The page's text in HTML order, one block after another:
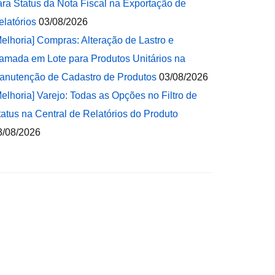
Status da Nota Fiscal na Exportação de
03/08/2026
Compras: Alteração de Lastro e
em Lote para Produtos Unitários na
de Cadastro de Produtos 03/08/2026
Varejo: Todas as Opções no Filtro de
na Central de Relatórios do Produto
08/2026